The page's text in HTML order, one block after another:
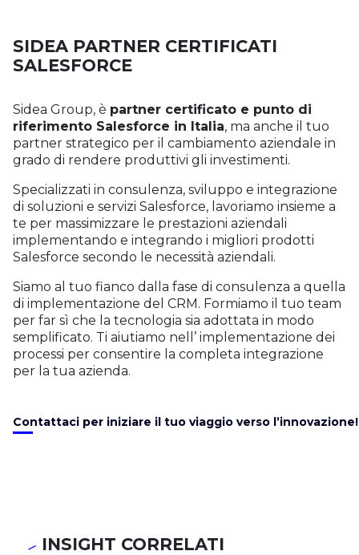
SIDEA PARTNER CERTIFICATI
SALESFORCE
Sidea Group, è partner certificato e punto di
riferimento Salesforce in Italia, ma anche il tuo
partner strategico per il cambiamento aziendale in
grado di rendere produttivi gli investimenti.
Specializzati in consulenza, sviluppo e integrazione
di soluzioni e servizi Salesforce, lavoriamo insieme a
te per massimizzare le prestazioni aziendali
implementando e integrando i migliori prodotti
Salesforce secondo le necessità aziendali.
Siamo al tuo fianco dalla fase di consulenza a quella
di implementazione del CRM. Formiamo il tuo team
per far sì che la tecnologia sia adottata in modo
semplificato. Ti aiutiamo nell’ implementazione dei
processi per consentire la completa integrazione
per la tua azienda.
Contattaci per iniziare il tuo viaggio verso l’innovazione!
INSIGHT CORRELATI